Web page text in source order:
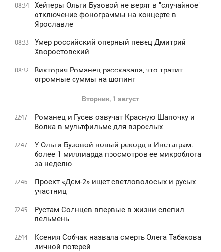
08:34
Хейтеры Ольги Бузовой не верят в "случайное"
отключение фонограммы на концерте в
Ярославле
08:33
Умер российский оперный певец Дмитрий
Хворостовский
08:32
Виктория Романец рассказала, что тратит
огромные суммы на шопинг
Вторник, 1 август
22:47
Романец и Гусев озвучат Красную Шапочку и
Волка в мультфильме для взрослых
22:47
У Ольги Бузовой новый рекорд в Инстаграм:
более 1 миллиарда просмотров ее микроблога
за неделю
22:46
Проект «Дом-2» ищет светловолосых и русых
участниц
22:45
Рустам Солнцев впервые в жизни слепил
пельмень
22:44
Ксения Собчак назвала смерть Олега Табакова
личной потерей